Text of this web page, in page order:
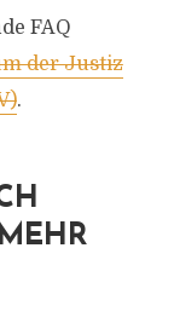
FAQ
der Justiz
.